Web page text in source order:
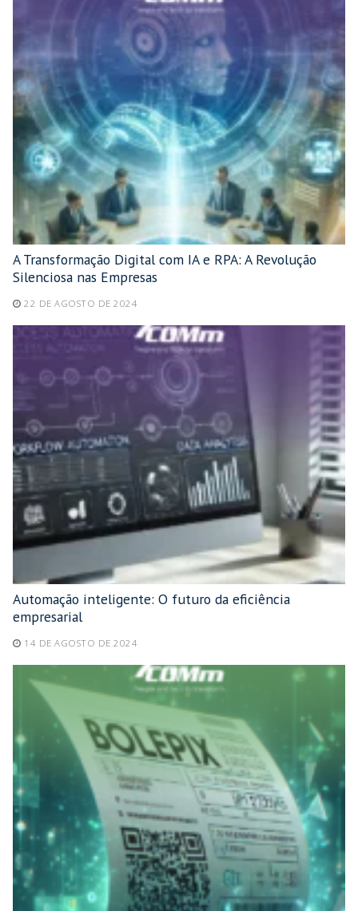
A Transformação Digital com IA e RPA: A Revolução
Silenciosa nas Empresas
22 DE AGOSTO DE 2024
Automação inteligente: O futuro da eficiência
empresarial
14 DE AGOSTO DE 2024